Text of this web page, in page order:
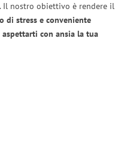
Il nostro obiettivo è rendere il
di stress e conveniente
con ansia la tua